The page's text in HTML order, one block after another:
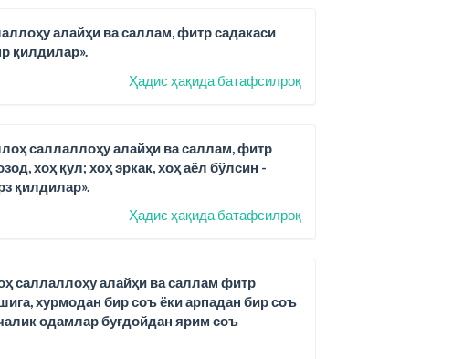
алайҳи ва саллам, фитр садакаси
қилдилар».
Ҳадис ҳақида батафсилроқ
саллаллоҳу алайҳи ва саллам, фитр
хоҳ қул; хоҳ эркак, хоҳ аёл бўлсин -
қилдилар».
Ҳадис ҳақида батафсилроқ
саллаллоҳу алайҳи ва саллам фитр
хурмодан бир соъ ёки арпадан бир соъ
одамлар буғдойдан ярим соъ